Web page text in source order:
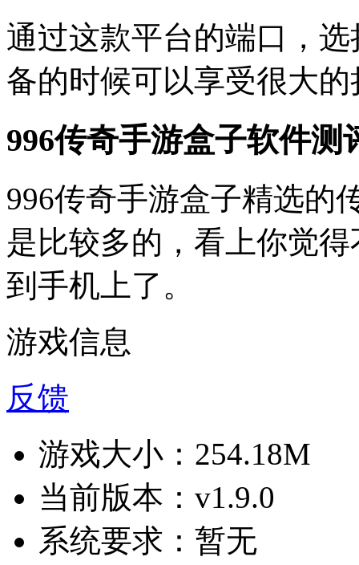
通过这款平台的端口，
备的时候可以享受很大的
996传奇手游盒子软件测
996传奇手游盒子精选的
是比较多的，看上你觉
到手机上了。
游戏信息
反馈
游戏大小： 254.18M
当前版本： v1.9.0
系统要求： 暂无